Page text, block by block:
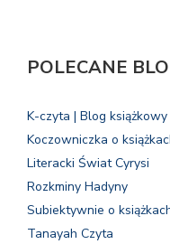
POLECANE
K-czyta | Blog książkowy
Koczowniczka o
Literacki Świat Cyrysi
Rozkminy Hadyny
Subiektywnie o
Tanayah Czyta